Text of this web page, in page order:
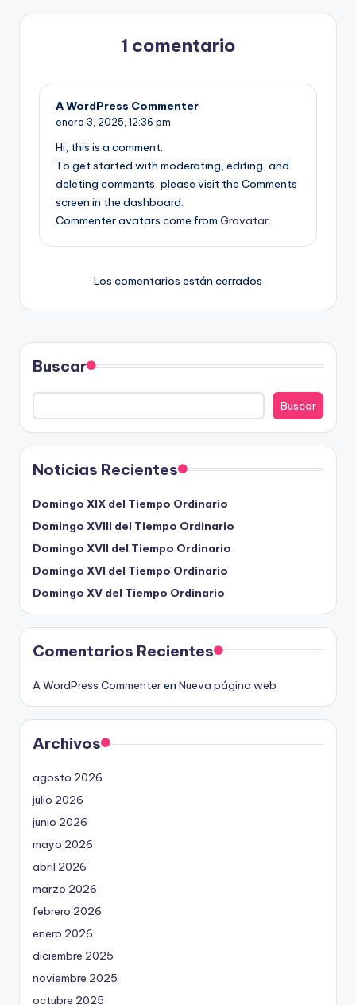
1 comentario
A WordPress Commenter
enero 3, 2025, 12:36 pm
Hi, this is a comment.
To get started with moderating, editing, and
deleting comments, please visit the Comments
screen in the dashboard.
Commenter avatars come from Gravatar.
Los comentarios están cerrados
Buscar
Buscar
Noticias Recientes
Domingo XIX del Tiempo Ordinario
Domingo XVIII del Tiempo Ordinario
Domingo XVII del Tiempo Ordinario
Domingo XVI del Tiempo Ordinario
Domingo XV del Tiempo Ordinario
Comentarios Recientes
A WordPress Commenteren Nueva página web
Archivos
agosto 2026
julio 2026
junio 2026
mayo 2026
abril 2026
marzo 2026
febrero 2026
enero 2026
diciembre 2025
noviembre 2025
octubre 2025